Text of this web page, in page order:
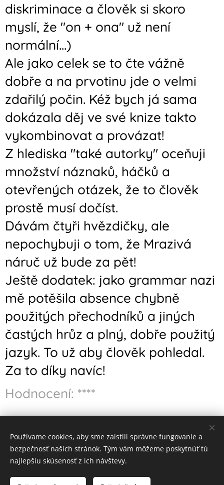
diskriminace a člověk si skoro
myslí, že "on + ona" už není
normální...)
Ale jako celek se to čte vážně
dobře a na prvotinu jde o velmi
zdařilý počin. Kéž bych já sama
dokázala děj ve své knize takto
vykombinovat a provázat!
Z hlediska "také autorky" oceňuji
množství náznaků, háčků a
otevřených otázek, že to člověk
prostě musí dočíst.
Dávám čtyři hvězdičky, ale
nepochybuji o tom, že Mrazivá
náruč už bude za pět!
Ještě dodatek: jako grammar nazi
mě potěšila absence chybně
použitých přechodníků a jiných
častých hrůz a plný, dobře použitý
jazyk. To už aby člověk pohledal.
Za to díky navíc!
Hodnocení: ****
Obrázky poskytl Pexels
Vytvořeno službouWebnode
Jazyky
Používame cookies, aby sme zaistili správne fungovanie a
bezpečnosť našich stránok. Tým vám môžeme poskytnúť tú
najlepšiu skúsenosť z ich návštevy.